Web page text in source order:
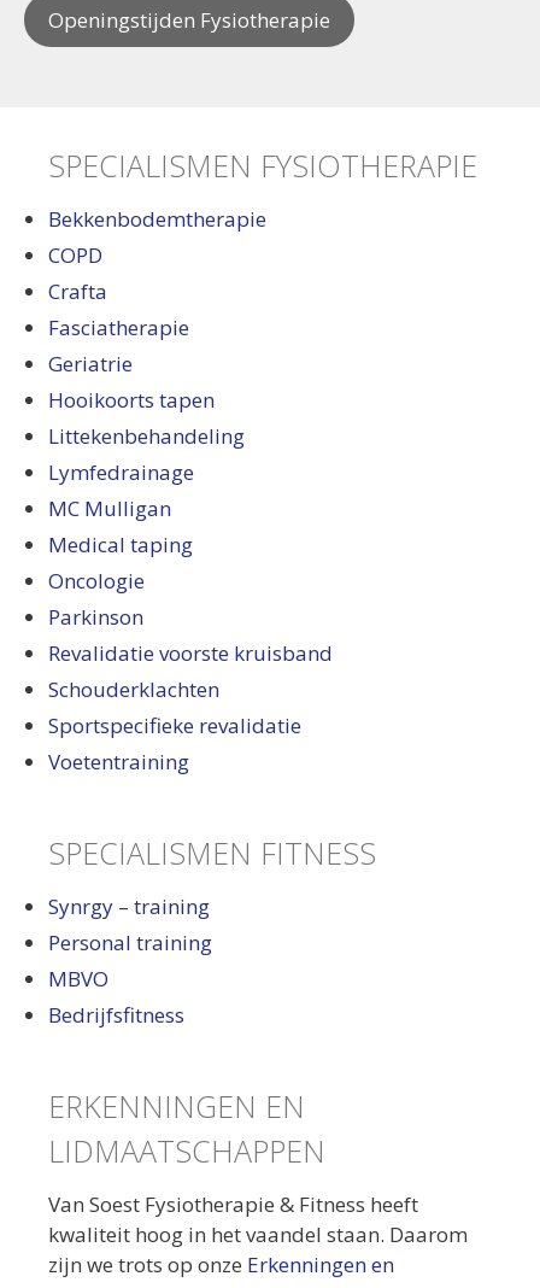
Openingstijden Fysiotherapie
SPECIALISMEN FYSIOTHERAPIE
Bekkenbodemtherapie
COPD
Crafta
Fasciatherapie
Geriatrie
Hooikoorts tapen
Littekenbehandeling
Lymfedrainage
MC Mulligan
Medical taping
Oncologie
Parkinson
Revalidatie voorste kruisband
Schouderklachten
Sportspecifieke revalidatie
Voetentraining
SPECIALISMEN FITNESS
Synrgy – training
Personal training
MBVO
Bedrijfsfitness
ERKENNINGEN EN
LIDMAATSCHAPPEN
Van Soest Fysiotherapie & Fitness heeft
kwaliteit hoog in het vaandel staan. Daarom
zijn we trots op onze Erkenningen en